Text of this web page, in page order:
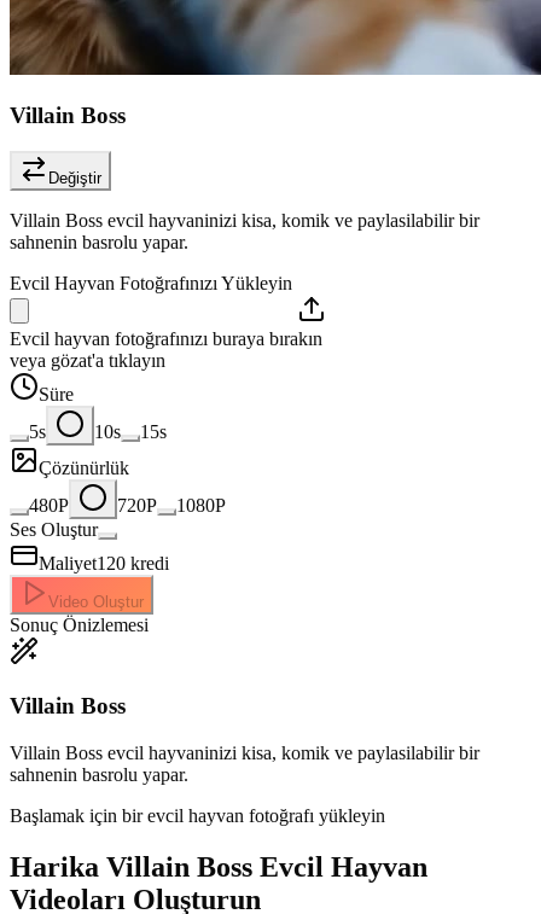
Villain Boss
Değiştir
Villain Boss evcil hayvaninizi kisa, komik ve paylasilabilir bir
sahnenin basrolu yapar.
Evcil Hayvan Fotoğrafınızı Yükleyin
Evcil hayvan fotoğrafınızı buraya bırakın
veya gözat'a tıklayın
Süre
5s
10s
15s
Çözünürlük
480P
720P
1080P
Ses Oluştur
Maliyet120 kredi
Video Oluştur
Sonuç Önizlemesi
Villain Boss
Villain Boss evcil hayvaninizi kisa, komik ve paylasilabilir bir
sahnenin basrolu yapar.
Başlamak için bir evcil hayvan fotoğrafı yükleyin
Harika Villain Boss Evcil Hayvan
Videoları Oluşturun